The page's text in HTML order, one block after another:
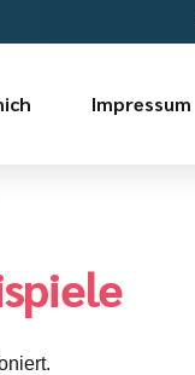
Impressum